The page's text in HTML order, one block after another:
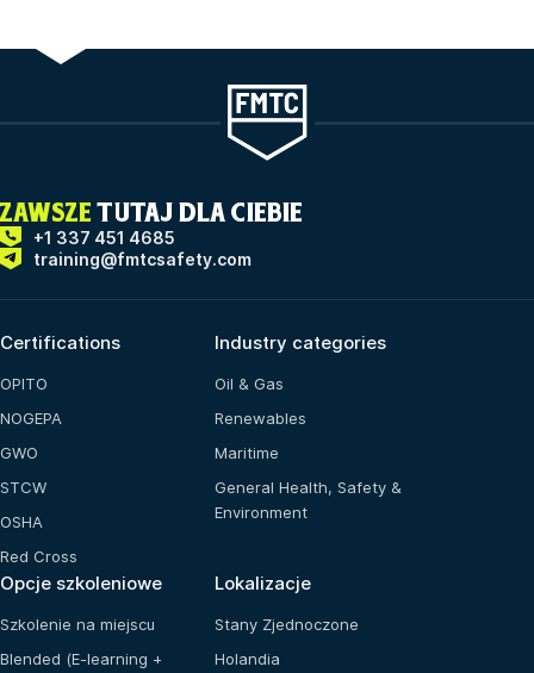
ZAWSZE TUTAJ DLA CIEBIE
+1 337 451 4685
training@fmtcsafety.com
Certifications
OPITO
NOGEPA
GWO
STCW
OSHA
Red Cross
Industry categories
Oil & Gas
Renewables
Maritime
General Health, Safety &
Environment
Opcje szkoleniowe
Szkolenie na miejscu
Blended (E-learning +
Lokalizacje
Stany Zjednoczone
Holandia